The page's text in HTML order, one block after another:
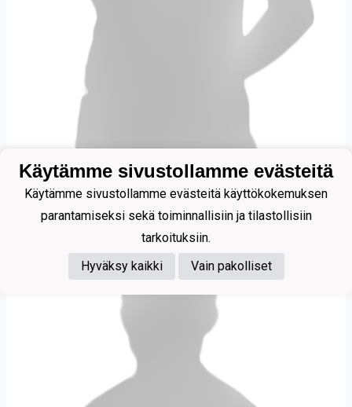
Takkinen Elmo
Käytämme sivustollamme evästeitä
Käytämme sivustollamme evästeitä käyttökokemuksen
parantamiseksi sekä toiminnallisiin ja tilastollisiin
tarkoituksiin.
Hyväksy kaikki
Vain pakolliset